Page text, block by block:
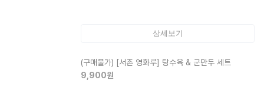
상세보기
(구매불가) [서촌 영화루] 탕수육 & 군만두 세트
9,900원